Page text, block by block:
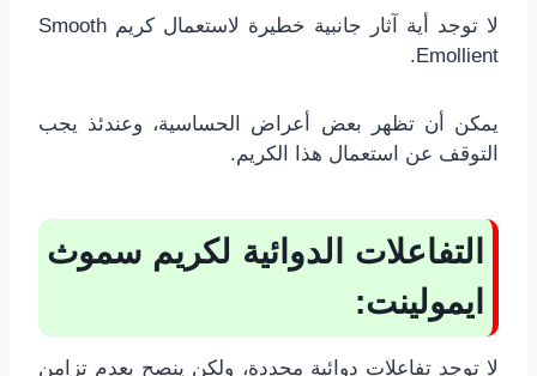
لا توجد أية آثار جانبية خطيرة لاستعمال كريم Smooth
Emollient.
يمكن أن تظهر بعض أعراض الحساسية، وعندئذ يجب
التوقف عن استعمال هذا الكريم.
التفاعلات الدوائية لكريم سموث
ايمولينت:
لا توجد تفاعلات دوائية محددة، ولكن ينصح بعدم تزامن